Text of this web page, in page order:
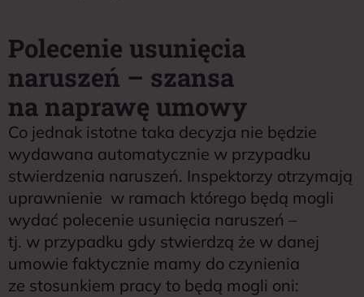
Polecenie usunięcia
naruszeń – szansa
na naprawę umowy
Co jednak istotne taka decyzja nie będzie
wydawana automatycznie w przypadku
stwierdzenia naruszeń. Inspektorzy otrzymają
uprawnienie w ramach którego będą mogli
wydać polecenie usunięcia naruszeń –
tj. w przypadku gdy stwierdzą że w danej
umowie faktycznie mamy do czynienia
ze stosunkiem pracy to będą mogli oni: